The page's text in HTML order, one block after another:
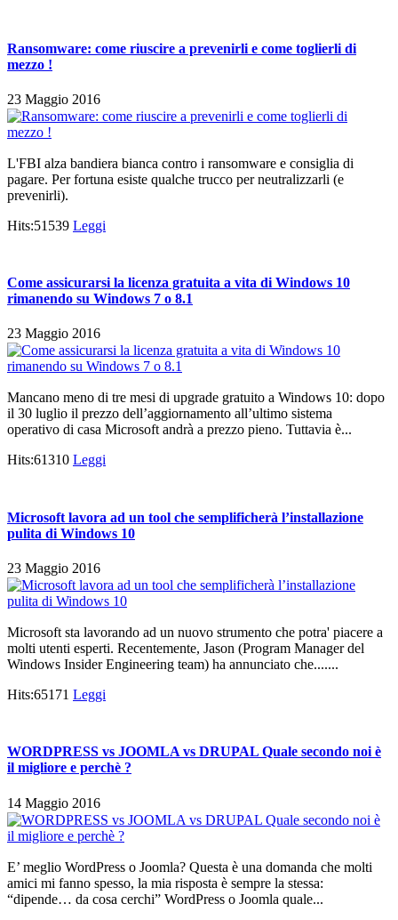
Ransomware: come riuscire a prevenirli e come toglierli di
mezzo !
23 Maggio 2016
L'FBI alza bandiera bianca contro i ransomware e consiglia di
pagare. Per fortuna esiste qualche trucco per neutralizzarli (e
prevenirli).
Hits:51539 Leggi
Come assicurarsi la licenza gratuita a vita di Windows 10
rimanendo su Windows 7 o 8.1
23 Maggio 2016
Mancano meno di tre mesi di upgrade gratuito a Windows 10: dopo
il 30 luglio il prezzo dell’aggiornamento all’ultimo sistema
operativo di casa Microsoft andrà a prezzo pieno. Tuttavia è...
Hits:61310 Leggi
Microsoft lavora ad un tool che semplificherà l’installazione
pulita di Windows 10
23 Maggio 2016
Microsoft sta lavorando ad un nuovo strumento che potra' piacere a
molti utenti esperti. Recentemente, Jason (Program Manager del
Windows Insider Engineering team) ha annunciato che.......
Hits:65171 Leggi
WORDPRESS vs JOOMLA vs DRUPAL Quale secondo noi è
il migliore e perchè ?
14 Maggio 2016
E’ meglio WordPress o Joomla? Questa è una domanda che molti
amici mi fanno spesso, la mia risposta è sempre la stessa:
“dipende… da cosa cerchi” WordPress o Joomla quale...